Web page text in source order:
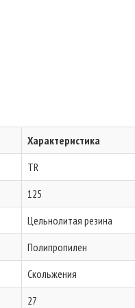
Характеристика
TR
125
Цельнолитая резина
Полипропилен
Скольжения
27